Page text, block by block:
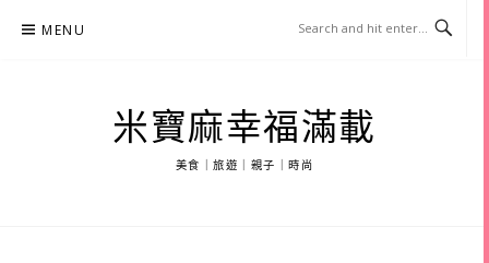
MENU
米寶麻幸福滿載
美食｜旅遊｜親子｜時尚